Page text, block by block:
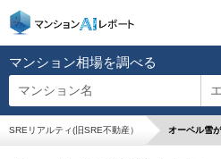
マンション相場を調べる
マンション名
SREリアルティ(旧SRE不動産） オーベル雪